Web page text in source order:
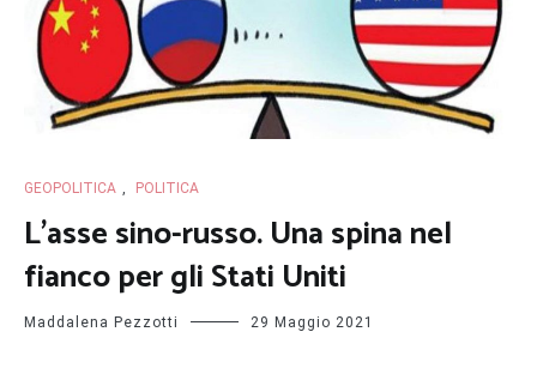
GEOPOLITICA POLITICA
L’asse sino-russo. Una spina nel
fianco per gli Stati Uniti
Maddalena Pezzotti 29 Maggio 2021